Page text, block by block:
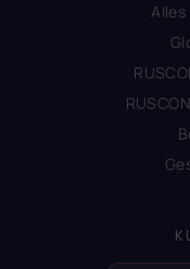
Alles